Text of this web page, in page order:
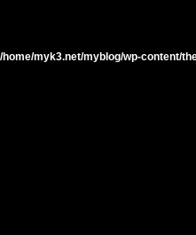
/home/myk3.net/myblog/wp-content/